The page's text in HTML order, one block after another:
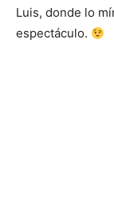
Luis, donde lo
espectáculo.